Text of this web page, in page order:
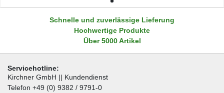
Schnelle und zuverlässige Lieferung
Hochwertige Produkte
Über 5000 Artikel
Servicehotline:
Kirchner GmbH || Kundendienst
Telefon +49 (0) 9382 / 9791-0